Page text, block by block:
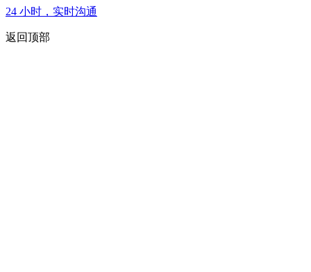
24 小时，实时沟通
返回顶部